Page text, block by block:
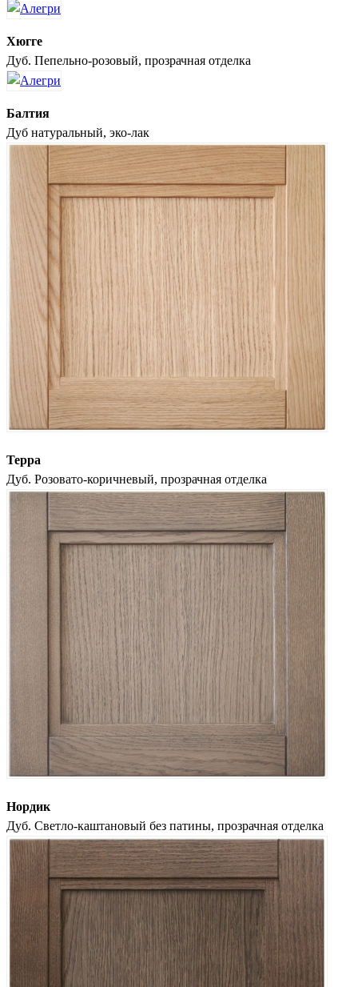
Хюгге
Дуб. Пепельно-розовый, прозрачная отделка
Балтия
Дуб натуральный, эко-лак
Терра
Дуб. Розовато-коричневый, прозрачная отделка
Нордик
Дуб. Светло-каштановый без патины, прозрачная отделка